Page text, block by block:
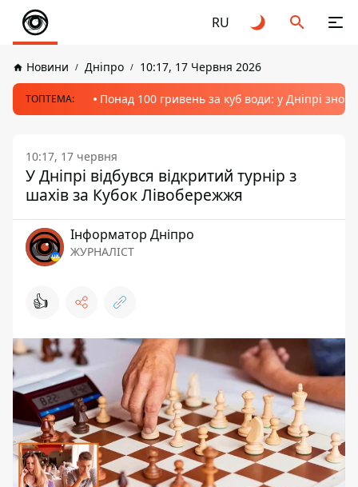
RU
Новини Дніпро 10:17, 17 Червня 2026
ТОПТЕМА: Понад 100 гривень за куб води: у Дніпрі
10:17, 17 червня
У Дніпрі відбувся відкритий турнір з
шахів за Кубок Лівобережжя
Інформатор Дніпро
ЖУРНАЛІСТ
👍